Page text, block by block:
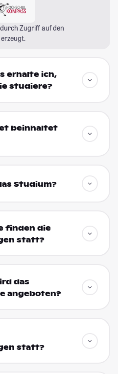
Zugriff auf den
erhalte ich,
studiere?
beinhaltet
Studium?
finden die
statt?
das
angeboten?
statt?